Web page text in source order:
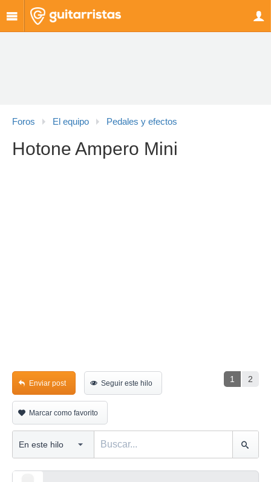
Foros El equipo Pedales y efectos
Hotone Ampero Mini
1 2
Enviar post Seguir este hilo
Marcar como favorito